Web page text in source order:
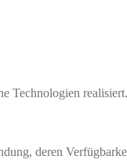
Technologien
deren